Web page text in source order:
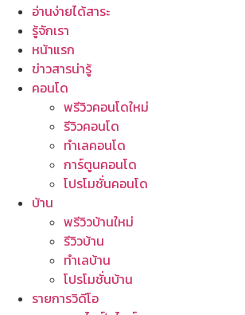
อ่านง่ายได้สาระ
รู้จักเรา
หน้าแรก
ข่าวสารน่ารู้
คอนโด
พรีวิวคอนโดใหม่
รีวิวคอนโด
ทำเลคอนโด
การ์ตูนคอนโด
โปรโมชั่นคอนโด
บ้าน
พรีวิวบ้านใหม่
รีวิวบ้าน
ทำเลบ้าน
โปรโมชั่นบ้าน
รายการวิดีโอ